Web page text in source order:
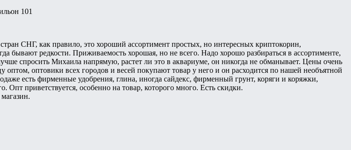
101
СНГ, как правило, это хороший ассортимент простых, но интересных криптокорин,
бывают редкости. Приживаемость хорошая, но не всего. Надо хорошо разбираться в ассортименте,
спросить Михаила напрямую, растет ли это в аквариуме, он никогда не обманывает. Цены очень
оптом, оптовики всех городов и весей покупают товар у него и он расходится по нашей необъятной
есть фирменные удобрения, глина, иногда сайдекс, фирменный грунт, коряги и коряжки,
приветствуется, особенно на товар, которого много. Есть скидки.